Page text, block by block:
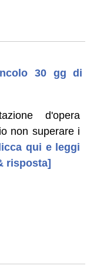
30 gg di
d'opera
non superare i
qui e leggi
risposta]